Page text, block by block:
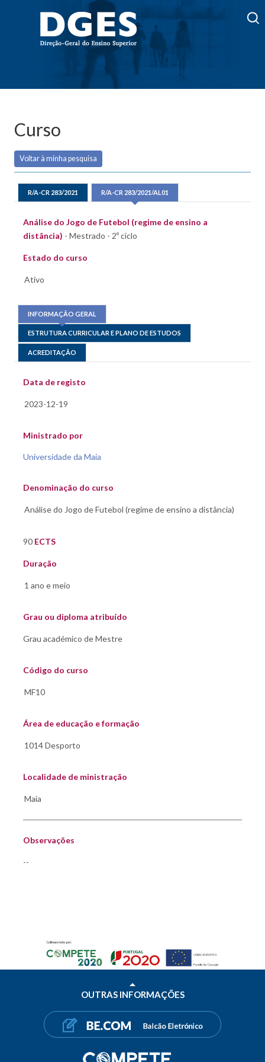
Curso
Voltar à minha pesquisa
R/A-CR 283/2021 R/A-CR 283/2021/AL01
Análise do Jogo de Futebol (regime de ensino a
distância) - Mestrado - 2º ciclo
Estado do curso
INFORMAÇÃO GERAL
ESTRUTURA CURRICULAR E PLANO DE ESTUDOS
ACREDITAÇÃO
Data de registo
Ministrado por
Universidade da Maia
Denominação do curso
90 ECTS
Duração
Grau ou diploma atribuído
Código do curso
Área de educação e formação
Localidade de ministração
Observações
--
OUTRAS INFORMAÇÕES